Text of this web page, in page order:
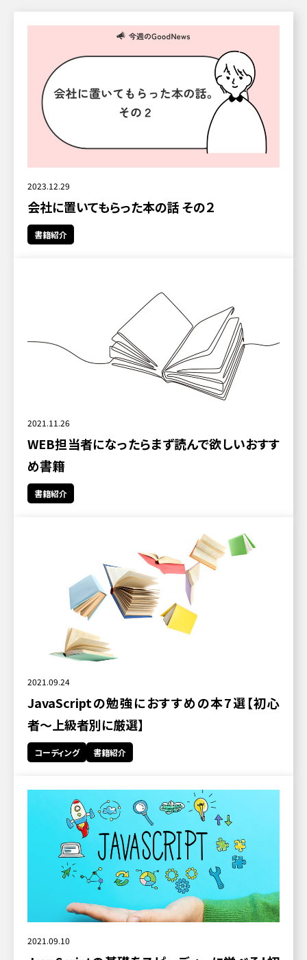
2023.12.29
会社に置いてもらった本の話 その２
書籍紹介
2021.11.26
WEB担当者になったらまず読んで欲しいおすす
め書籍
書籍紹介
2021.09.24
JavaScriptの勉強におすすめの本7選【初心
者〜上級者別に厳選】
コーディング 書籍紹介
2021.09.10